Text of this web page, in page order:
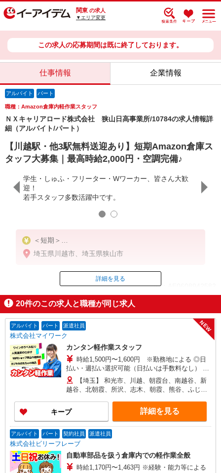
関東 の求人
▼エリア変更
この求人の応募期間は既に終了しております。
仕事情報 企業情報
アルバイト パート
職種：Amazon倉庫内軽作業スタッフ
ＮＸキャリアロード株式会社 狭山日高事業所/10784の求人情報詳
細（アルバイト/パート）
【川越駅・他3駅無料送迎あり】短期Amazon倉庫ス
タッフ大募集｜最高時給2,000円・空調完備♪
ボ導
学生・しゅふ・フリーター・Wワーカー、皆さん大歓
迎！
若手スタッフ多数活躍中です。
倉庫
＜短期＞
時給1,600円＋交通費（日額上限：2,000円まで）支
給
深夜割増 時給2,000円
埼玉県川越市、埼玉県狭山市
ID：AE0608942582
掲載期間終了
詳細を見る
20件のこの求人と職種が同じ求人
アルバイト パート 派遣社員
株式会社マイワーク
NEW
カンタン軽作業スタッフ
時給1,500円〜1,600円 ※勤務地による ◎日
払い・週払い選択可能（日払いは手数料なし） ◎
残業手当、リーダー手当、深夜手当あり！
【埼玉】 和光市、川越、朝霞台、南越谷、新
越谷、北朝霞、所沢、志木、朝霞、熊谷、ふじみ
所沢、越谷、獨協大学前、本川越、他 他にも一都
三県各地にあり。ご希望をお聞かせください。 ☆
送迎バス有／バイク・自転車通勤OKなどの勤務地
もアリ
キープ 詳細を見る
アルバイト パート 契約社員 派遣社員
株式会社ビリーフレーブ
自動車部品を扱う倉庫内での軽作業全般
時給1,170円〜1,463円 ※経験・能力等による